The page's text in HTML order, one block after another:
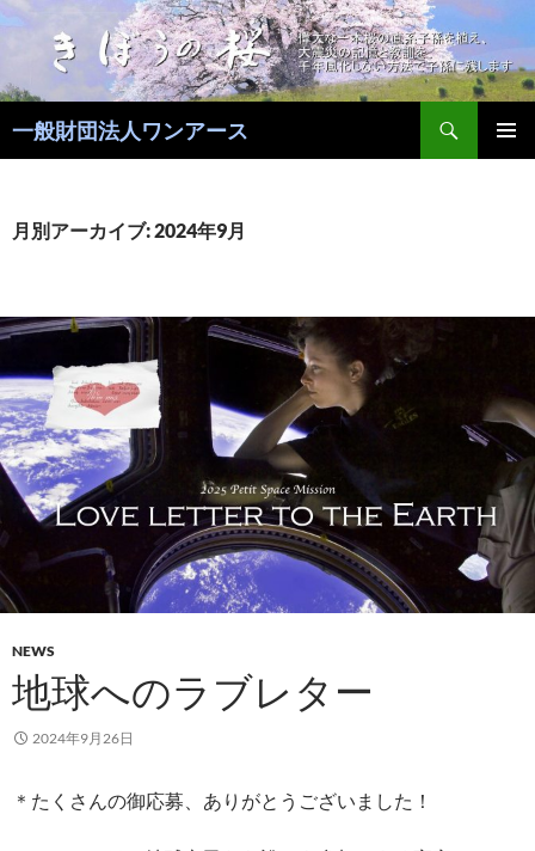
コ
ン
ツ
へ
ッ
一般財団法人ワンアース
月別アーカイブ: 2024年9月
NEWS
地球へのラブレター
2024年9月26日
＊たくさんの御応募、ありがとうございました！